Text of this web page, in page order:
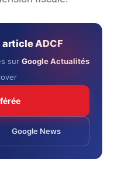
ADCF
sur Google Actualités
Google News